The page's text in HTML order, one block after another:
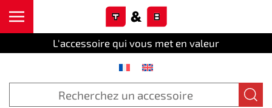
L'accessoire qui vous met en valeur
Cookies management panel